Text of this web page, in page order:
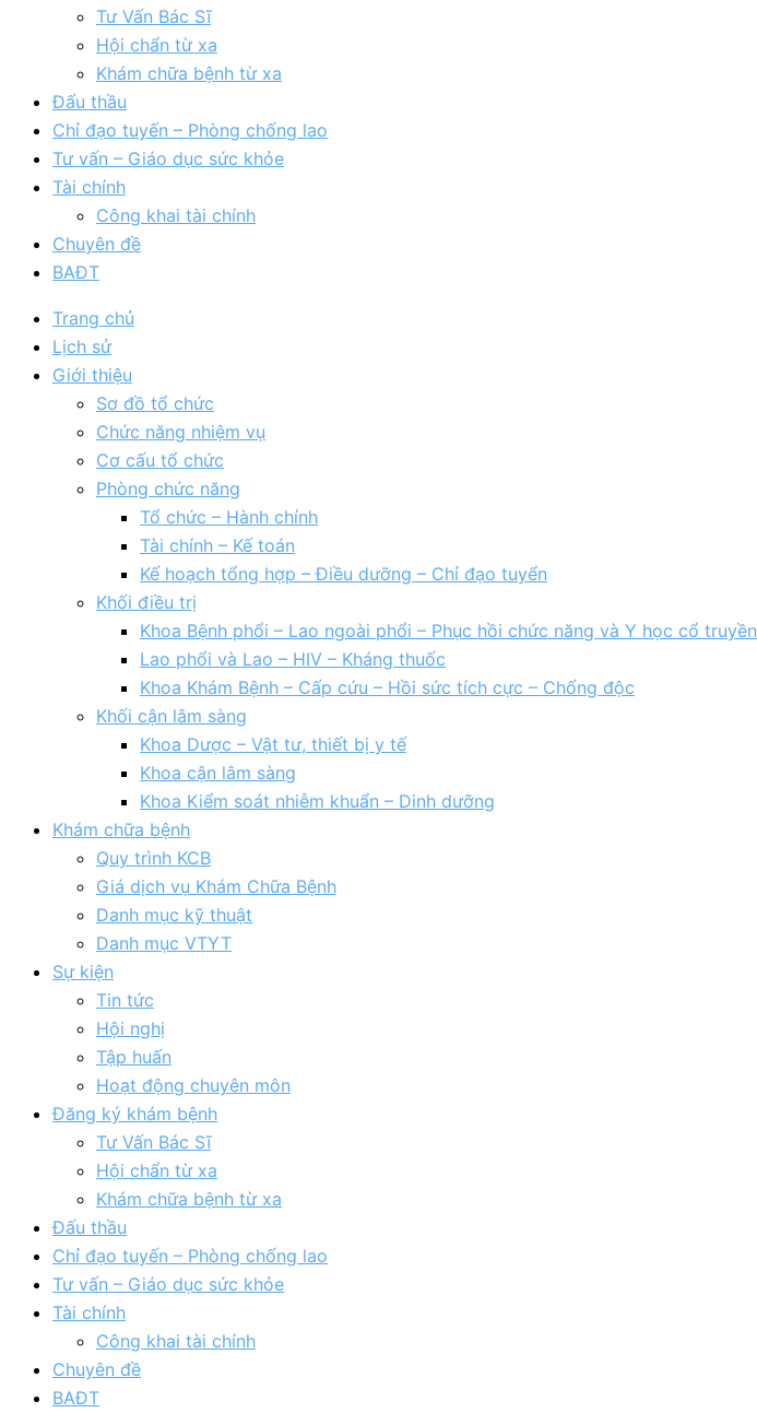
Tư Vấn Bác Sĩ
Hội chẩn từ xa
Khám chữa bệnh từ xa
Đấu thầu
Chỉ đạo tuyến – Phòng chống lao
Tư vấn – Giáo dục sức khỏe
Tài chính
Công khai tài chính
Chuyên đề
BAĐT
Trang chủ
Lịch sử
Giới thiệu
Sơ đồ tổ chức
Chức năng nhiệm vụ
Cơ cấu tổ chức
Phòng chức năng
Tổ chức – Hành chính
Tài chính – Kế toán
Kế hoạch tổng hợp – Điều dưỡng – Chỉ đạo tuyển
Khối điều trị
Khoa Bệnh phổi – Lao ngoài phổi – Phục hồi chức năng và Y học cổ truyền
Lao phổi và Lao – HIV – Kháng thuốc
Khoa Khám Bệnh – Cấp cứu – Hồi sức tích cực – Chống độc
Khối cận lâm sàng
Khoa Dược – Vật tư, thiết bị y tế
Khoa cận lâm sàng
Khoa Kiểm soát nhiễm khuẩn – Dinh dưỡng
Khám chữa bệnh
Quy trình KCB
Giá dịch vụ Khám Chữa Bệnh
Danh mục kỹ thuật
Danh mục VTYT
Sự kiện
Tin tức
Hội nghị
Tập huấn
Hoạt động chuyên môn
Đăng ký khám bệnh
Tư Vấn Bác Sĩ
Hội chẩn từ xa
Khám chữa bệnh từ xa
Đấu thầu
Chỉ đạo tuyến – Phòng chống lao
Tư vấn – Giáo dục sức khỏe
Tài chính
Công khai tài chính
Chuyên đề
BAĐT